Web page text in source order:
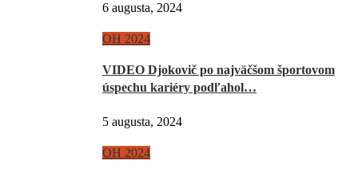
6 augusta, 2024
OH 2024
VIDEO Djokovič po najväčšom športovom
úspechu kariéry podľahol…
5 augusta, 2024
OH 2024